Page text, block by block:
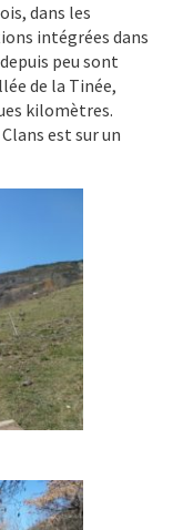
dans les
intégrées dans
peu sont
de la Tinée,
kilomètres.
est sur un